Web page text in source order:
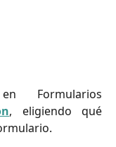
Formularios
, eligiendo qué